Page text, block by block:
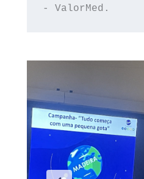
- ValorMed.